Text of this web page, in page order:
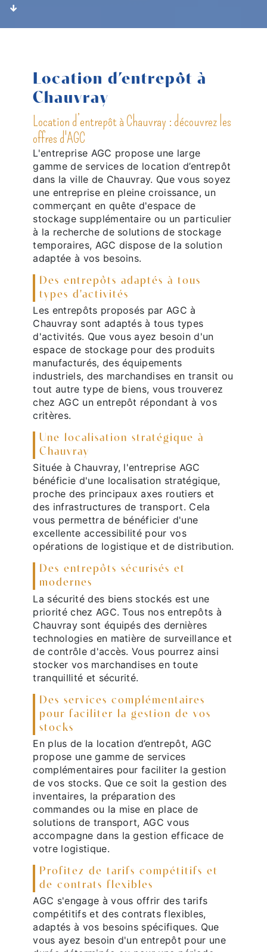
Location d’entrepôt à
Chauvray
Location d’entrepôt à Chauvray : découvrez les
offres d'AGC
L'entreprise AGC propose une large
gamme de services de location d’entrepôt
dans la ville de Chauvray. Que vous soyez
une entreprise en pleine croissance, un
commerçant en quête d'espace de
stockage supplémentaire ou un particulier
à la recherche de solutions de stockage
temporaires, AGC dispose de la solution
adaptée à vos besoins.
Des entrepôts adaptés à tous
types d'activités
Les entrepôts proposés par AGC à
Chauvray sont adaptés à tous types
d'activités. Que vous ayez besoin d'un
espace de stockage pour des produits
manufacturés, des équipements
industriels, des marchandises en transit ou
tout autre type de biens, vous trouverez
chez AGC un entrepôt répondant à vos
critères.
Une localisation stratégique à
Chauvray
Située à Chauvray, l'entreprise AGC
bénéficie d'une localisation stratégique,
proche des principaux axes routiers et
des infrastructures de transport. Cela
vous permettra de bénéficier d'une
excellente accessibilité pour vos
opérations de logistique et de distribution.
Des entrepôts sécurisés et
modernes
La sécurité des biens stockés est une
priorité chez AGC. Tous nos entrepôts à
Chauvray sont équipés des dernières
technologies en matière de surveillance et
de contrôle d'accès. Vous pourrez ainsi
stocker vos marchandises en toute
tranquillité et sécurité.
Des services complémentaires
pour faciliter la gestion de vos
stocks
En plus de la location d’entrepôt, AGC
propose une gamme de services
complémentaires pour faciliter la gestion
de vos stocks. Que ce soit la gestion des
inventaires, la préparation des
commandes ou la mise en place de
solutions de transport, AGC vous
accompagne dans la gestion efficace de
votre logistique.
Profitez de tarifs compétitifs et
de contrats flexibles
AGC s'engage à vous offrir des tarifs
compétitifs et des contrats flexibles,
adaptés à vos besoins spécifiques. Que
vous ayez besoin d'un entrepôt pour une